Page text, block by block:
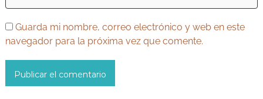
Guarda mi nombre, correo electrónico y web en este
navegador para la próxima vez que comente.